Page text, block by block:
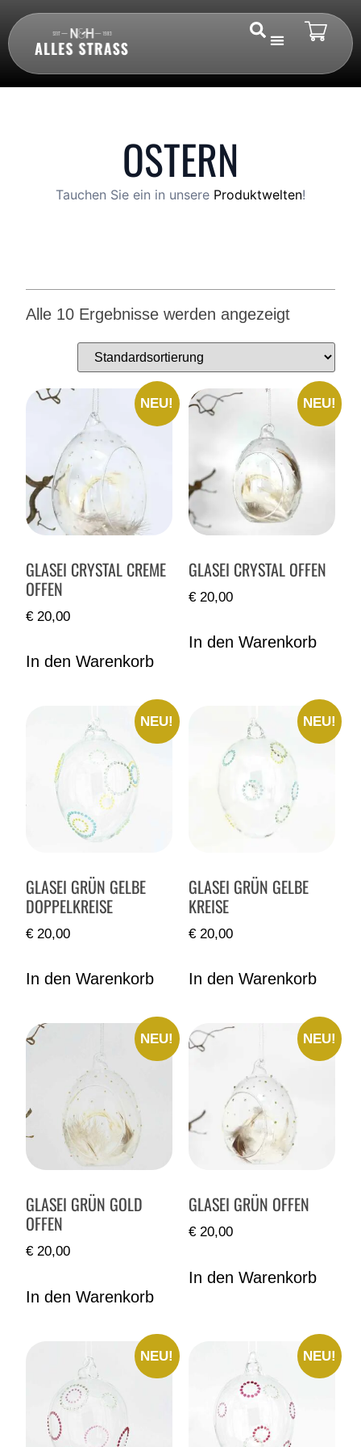
OSTERN
Tauchen Sie ein in unsere Produktwelten!
Alle 10 Ergebnisse werden angezeigt
NEU!
GLASEI CRYSTAL CREME
OFFEN
€ 20,00
In den Warenkorb
NEU!
GLASEI CRYSTAL OFFEN
€ 20,00
In den Warenkorb
NEU!
GLASEI GRÜN GELBE
DOPPELKREISE
€ 20,00
In den Warenkorb
NEU!
GLASEI GRÜN GELBE
KREISE
€ 20,00
In den Warenkorb
NEU!
GLASEI GRÜN GOLD
OFFEN
€ 20,00
In den Warenkorb
NEU!
GLASEI GRÜN OFFEN
€ 20,00
In den Warenkorb
NEU! NEU!